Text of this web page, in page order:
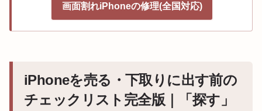
画面割れiPhoneの修理(全国対応)
iPhoneを売る・下取りに出す前の
チェックリスト完全版｜「探す」